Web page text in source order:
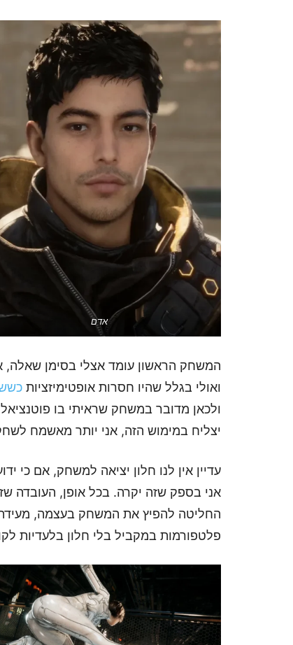
אדם
המשחק הראשון עומד אצלי בסימן שאלה,
ואולי בגלל שהיו חסרות אופטימיזציות
יצליח במימוש הזה, אני יותר מאשמח
החליטה להפיץ את המשחק בעצמה,
פלטפורמות במקביל בלי חלון בלעדיות